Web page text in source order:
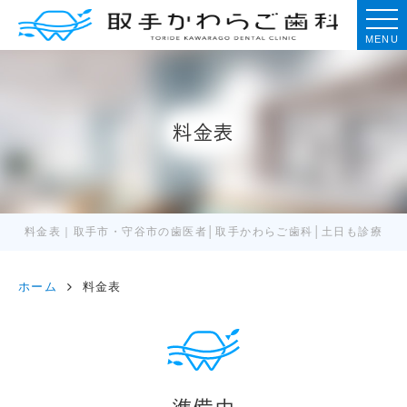
MENU
料金表
料金表｜取手市・守谷市の歯医者│取手かわらご歯科│土日も診療
ホーム 料金表